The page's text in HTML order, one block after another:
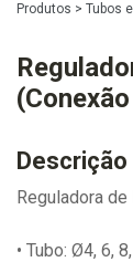
Produtos > Tubos
Descrição
Reguladora
• Tubo: Ø4, 6,